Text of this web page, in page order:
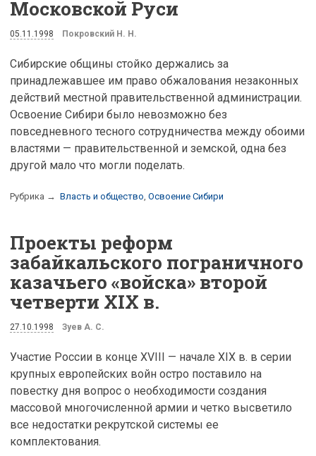
Московской Руси
05.11.1998 Покровский Н. Н.
Сибирские общины стойко держались за
принадлежавшее им право обжалования незаконных
действий местной правительственной администрации.
Освоение Сибири было невозможно без
повседневного тесного сотрудничества между обоими
властями — правительственной и земской, одна без
другой мало что могли поделать.
Рубрика → Власть и общество Освоение Сибири
Проекты реформ
забайкальского пограничного
казачьего «войска» второй
четверти XIX в.
27.10.1998 Зуев А. С.
Участие России в конце ХVIII — начале XIX в. в серии
крупных европейских войн остро поставило на
повестку дня вопрос о необходимости создания
массовой многочисленной армии и четко высветило
все недостатки рекрутской системы ее
комплектования.